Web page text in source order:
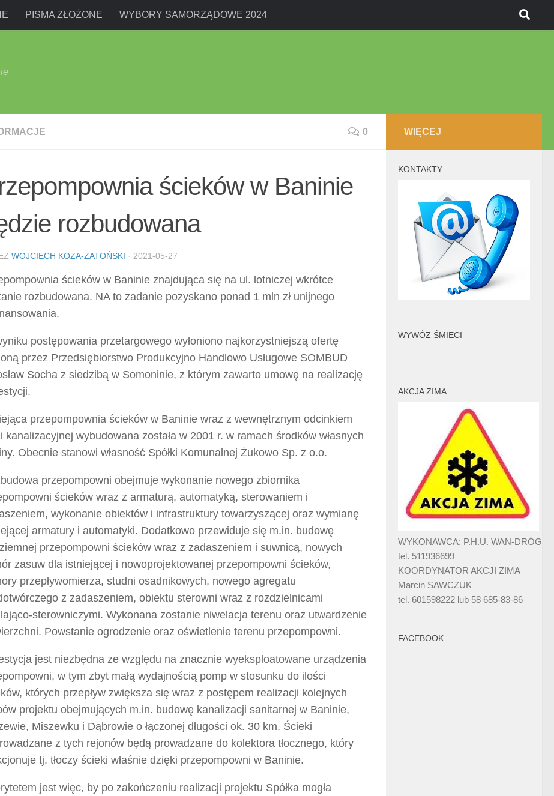
PISMA ZŁOŻONE WYBORY SAMORZĄDOWE 2024
0
ścieków w Baninie
rozbudowana
WOJCIECH KOZA-ZATOŃSKI · 2021-05-27
ścieków w Baninie znajdująca się na ul. lotniczej wkrótce
rozbudowana. NA to zadanie pozyskano ponad 1 mln zł unijnego
postępowania przetargowego wyłoniono najkorzystniejszą ofertę
przez Przedsiębiorstwo Produkcyjno Handlowo Usługowe SOMBUD
Socha z siedzibą w Somoninie, z którym zawarto umowę na realizację
przepompownia ścieków w Baninie wraz z wewnętrznym odcinkiem
kanalizacyjnej wybudowana została w 2001 r. w ramach środków własnych
Obecnie stanowi własność Spółki Komunalnej Żukowo Sp. z o.o.
przepompowni obejmuje wykonanie nowego zbiornika
ścieków wraz z armaturą, automatyką, sterowaniem i
wykonanie obiektów i infrastruktury towarzyszącej oraz wymianę
armatury i automatyki. Dodatkowo przewiduje się m.in. budowę
przepompowni ścieków wraz z zadaszeniem i suwnicą, nowych
zasuw dla istniejącej i nowoprojektowanej przepompowni ścieków,
przepływomierza, studni osadnikowych, nowego agregatu
z zadaszeniem, obiektu sterowni wraz z rozdzielnicami
sterowniczymi. Wykonana zostanie niwelacja terenu oraz utwardzenie
Powstanie ogrodzenie oraz oświetlenie terenu przepompowni.
jest niezbędna ze względu na znacznie wyeksploatowane urządzenia
w tym zbyt małą wydajnością pomp w stosunku do ilości
których przepływ zwiększa się wraz z postępem realizacji kolejnych
projektu obejmujących m.in. budowę kanalizacji sanitarnej w Baninie,
Miszewku i Dąbrowie o łączonej długości ok. 30 km. Ścieki
z tych rejonów będą prowadzane do kolektora tłocznego, który
tj. tłoczy ścieki właśnie dzięki przepompowni w Baninie.
jest więc, by po zakończeniu realizacji projektu Spółka mogła
WIĘCEJ
KONTAKTY
WYWÓZ ŚMIECI
AKCJA ZIMA
WYKONAWCA: P.H.U. WAN-DRÓG
tel. 511936699
KOORDYNATOR AKCJI ZIMA
Marcin SAWCZUK
tel. 601598222 lub 58 685-83-86
FACEBOOK